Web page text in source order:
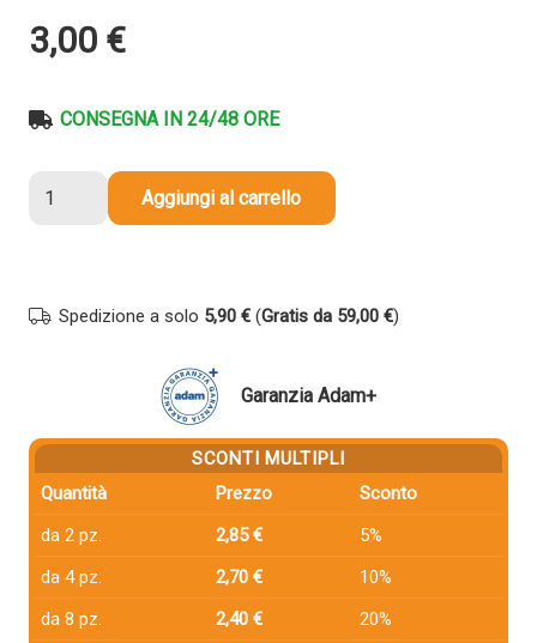
3,00 €
CONSEGNA IN 24/48 ORE
compatibile
1500XLC
Aggiungi al carrello
Spedizione a solo 5,90 € (Gratis da 59,00 €)
Garanzia Adam+
SCONTI MULTIPLI
Quantità
Prezzo
Sconto
da 2 pz.
2,85 €
5%
da 4 pz.
2,70 €
10%
da 8 pz.
2,40 €
20%